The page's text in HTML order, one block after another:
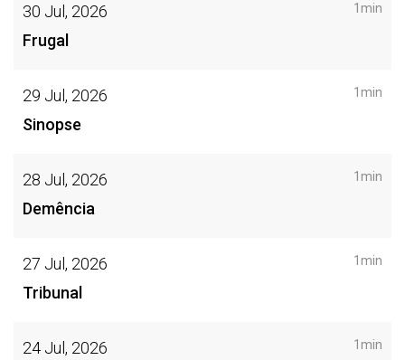
30 Jul, 2026
Frugal
1min
29 Jul, 2026
Sinopse
1min
28 Jul, 2026
Demência
1min
27 Jul, 2026
Tribunal
1min
24 Jul, 2026
1min